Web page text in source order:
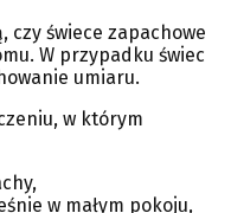
czy świece zapachowe
W przypadku świec
umiaru.
w którym
w małym pokoju,